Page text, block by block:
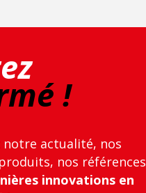
!
notre actualité, nos
nos références
innovations en